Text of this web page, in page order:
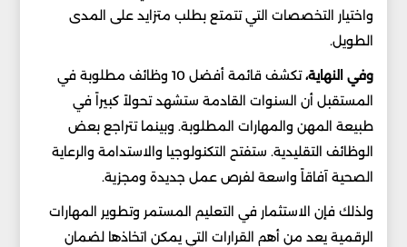
واختيار التخصصات التي تتمتع بطلب متزايد على المدى
الطويل.
وفي النهاية،
تكشف قائمة أفضل 10 وظائف مطلوبة في
المستقبل أن السنوات القادمة ستشهد تحولاً كبيراً في
طبيعة المهن والمهارات المطلوبة. وبينما تتراجع بعض
الوظائف التقليدية. ستفتح التكنولوجيا والاستدامة والرعاية
الصحية آفاقاً واسعة لفرص عمل جديدة ومجزية.
ولذلك فإن الاستثمار في التعليم المستمر وتطوير المهارات
الرقمية يعد من أهم القرارات التي يمكن اتخاذها لضمان